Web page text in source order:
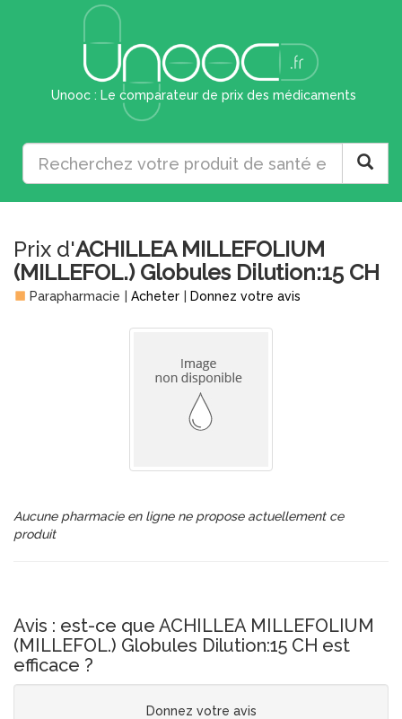
Unooc : Le comparateur de prix des médicaments
Prix d'ACHILLEA MILLEFOLIUM
(MILLEFOL.) Globules Dilution:15 CH
Parapharmacie Acheter Donnez votre avis
Aucune pharmacie en ligne ne propose actuellement ce
produit
Avis : est-ce que ACHILLEA MILLEFOLIUM
(MILLEFOL.) Globules Dilution:15 CH est
efficace ?
Donnez votre avis